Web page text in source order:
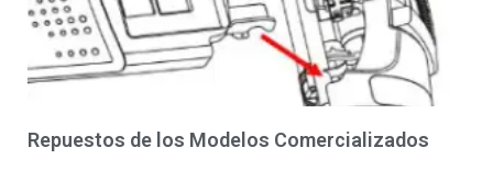
Repuestos de los Modelos Comercializados